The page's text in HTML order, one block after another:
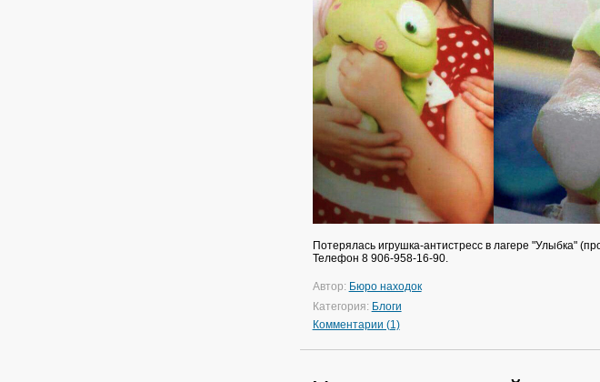
Потерялась игрушка-антистресс в лагере "Улыбка"
Телефон 8 906-958-16-90.
Автор: Бюро находок
Категория: Блоги
Комментарии (1)